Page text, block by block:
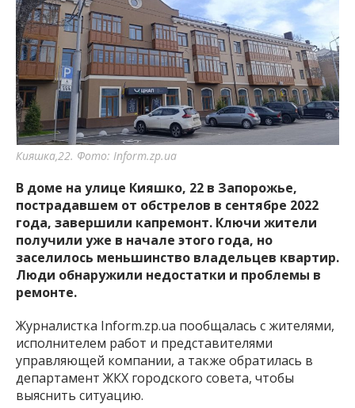
важную информацию о событиях
города Запорожья и области.
Кияшка,22. Фото: Inform.zp.ua
В доме на улице Кияшко, 22 в Запорожье,
пострадавшем от обстрелов в сентябре 2022
года, завершили капремонт. Ключи жители
получили уже в начале этого года, но
заселилось меньшинство владельцев квартир.
Люди обнаружили недостатки и проблемы в
ремонте.
Журналистка Inform.zp.ua пообщалась с жителями,
исполнителем работ и представителями
управляющей компании, а также обратилась в
департамент ЖКХ городского совета, чтобы
выяснить ситуацию.